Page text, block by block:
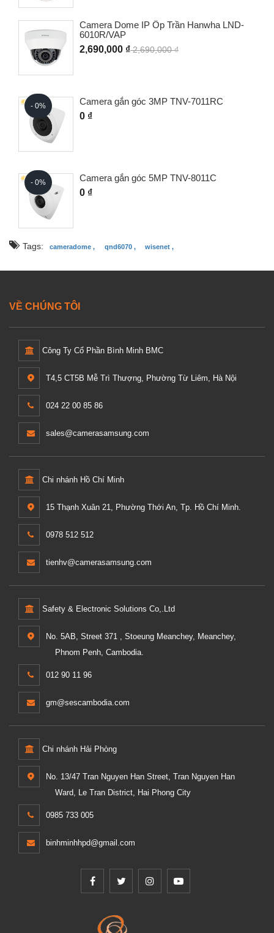
Camera Dome IP Ốp Trần Hanwha LND-
6010R/VAP
2,690,000 ₫2,690,000 ₫
- 0%
Camera gắn góc 3MP TNV-7011RC
0 ₫
- 0%
Camera gắn góc 5MP TNV-8011C
0 ₫
Tags: cameradome , qnd6070 , wisenet ,
VỀ CHÚNG TÔI
Công Ty Cổ Phần Bình Minh BMC
T4,5 CT5B Mễ Trì Thượng, Phường Từ Liêm, Hà Nội
024 22 00 85 86
sales@camerasamsung.com
Chi nhánh Hồ Chí Minh
15 Thạnh Xuân 21, Phường Thới An, Tp. Hồ Chí Minh.
0978 512 512
tienhv@camerasamsung.com
Safety & Electronic Solutions Co,.Ltd
No. 5AB, Street 371 , Stoeung Meanchey, Meanchey,
Phnom Penh, Cambodia.
012 90 11 96
gm@sescambodia.com
Chi nhánh Hải Phòng
No. 13/47 Tran Nguyen Han Street, Tran Nguyen Han
Ward, Le Tran District, Hai Phong City
0985 733 005
binhminhhpd@gmail.com